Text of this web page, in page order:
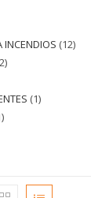
INCENDIOS 12
2
1